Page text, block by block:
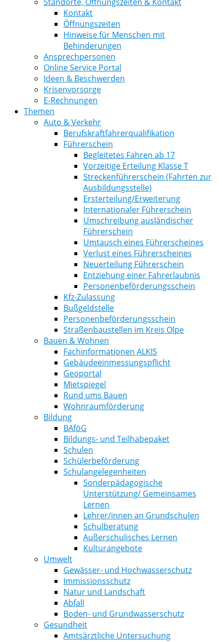
Kontakt
Öffnungszeiten
Hinweise für Menschen mit
Behinderungen
Ansprechpersonen
Online Service Portal
Ideen & Beschwerden
Krisenvorsorge
E-Rechnungen
Themen
Auto & Verkehr
Berufskraftfahrerqualifikation
Führerschein
Begleitetes Fahren ab 17
Vorzeitige Erteilung Klasse T
Streckenführerschein (Fahrten zur
Ausbildungsstelle)
Ersterteilung/Erweiterung
Internationaler Führerschein
Umschreibung ausländischer
Führerschein
Umtausch eines Führerscheines
Verlust eines Führerscheines
Neuerteilung Führerschein
Entziehung einer Fahrerlaubnis
Personenbeförderungsschein
Kfz-Zulassung
Bußgeldstelle
Personenbeförderungsschein
Straßenbaustellen im Kreis Olpe
Bauen & Wohnen
Fachinformationen ALKIS
Gebäudeeinmessungspflicht
Geoportal
Mietspiegel
Rund ums Bauen
Wohnraumförderung
Bildung
BAföG
Bildungs- und Teilhabepaket
Schulen
Schülerbeförderung
Schulangelegenheiten
Sonderpädagogische
Unterstützung/ Gemeinsames
Lernen
Lehrer/innen an Grundschulen
Schulberatung
Außerschulisches Lernen
Kulturangebote
Umwelt
Gewässer- und Hochwasserschutz
Immissionsschutz
Natur und Landschaft
Abfall
Boden- und Grundwasserschutz
Gesundheit
Amtsärztliche Untersuchung